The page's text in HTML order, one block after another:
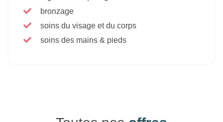
bronzage
soins du visage et du corps
soins des mains & pieds